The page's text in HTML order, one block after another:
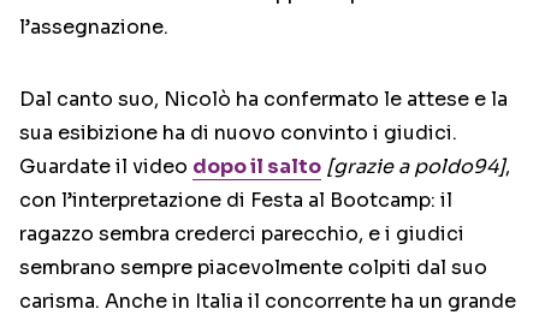
l’assegnazione.
Dal canto suo, Nicolò ha confermato le attese e la
sua esibizione ha di nuovo convinto i giudici.
Guardate il video dopo il salto [grazie a poldo94],
con l’interpretazione di Festa al Bootcamp: il
ragazzo sembra crederci parecchio, e i giudici
sembrano sempre piacevolmente colpiti dal suo
carisma. Anche in Italia il concorrente ha un grande